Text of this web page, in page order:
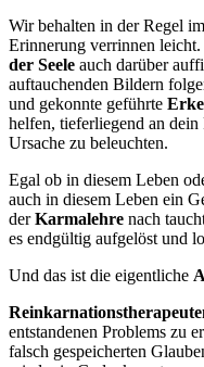
Wir behalten in der Regel
Erinnerung verrinnen
der Seele auch darüber
auftauchenden Bildern
und gekonnte geführte
helfen, tieferliegend an
Ursache zu beleuchten.
Egal ob in diesem Leben
auch in diesem Leben ein
derKarmalehre nach
es endgültig aufgelöst und
Und das ist die eigentliche
entstandenen Problems zu
falsch gespeicherten